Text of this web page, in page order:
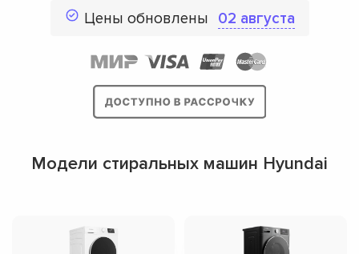
Цены обновлены 02 августа
Модели стиральных машин Hyundai